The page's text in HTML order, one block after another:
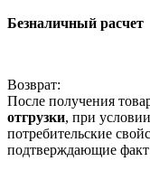
Безналичный расчет
Возврат:
После получения
отгрузки, при
потребительские
подтверждающие